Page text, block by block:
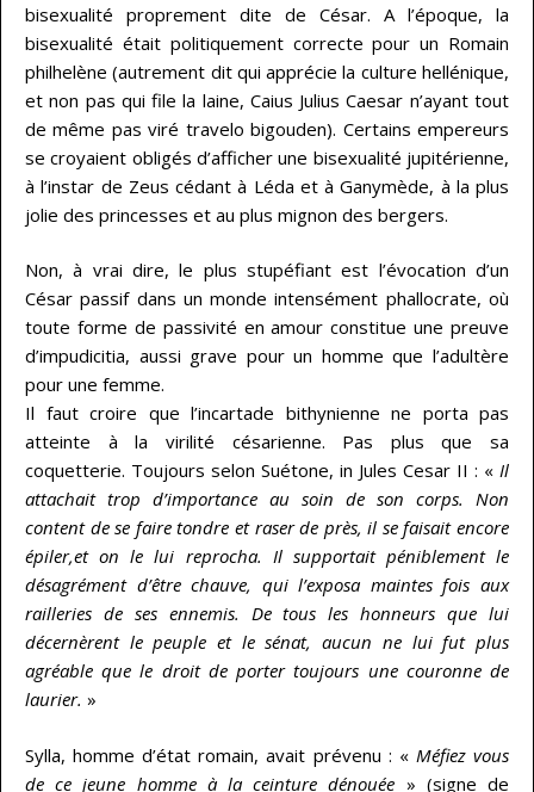
bisexualité proprement dite de César. A l’époque, la
bisexualité était politiquement correcte pour un Romain
philhelène (autrement dit qui apprécie la culture hellénique,
et non pas qui file la laine, Caius Julius Caesar n’ayant tout
de même pas viré travelo bigouden). Certains empereurs
se croyaient obligés d’afficher une bisexualité jupitérienne,
à l’instar de Zeus cédant à Léda et à Ganymède, à la plus
jolie des princesses et au plus mignon des bergers.
Non, à vrai dire, le plus stupéfiant est l’évocation d’un
César passif dans un monde intensément phallocrate, où
toute forme de passivité en amour constitue une preuve
d’impudicitia, aussi grave pour un homme que l’adultère
pour une femme.
Il faut croire que l’incartade bithynienne ne porta pas
atteinte à la virilité césarienne. Pas plus que sa
coquetterie. Toujours selon Suétone, in Jules Cesar II : « Il
attachait trop d’importance au soin de son corps. Non
content de se faire tondre et raser de près, il se faisait encore
épiler,et on le lui reprocha. Il supportait péniblement le
désagrément d’être chauve, qui l’exposa maintes fois aux
railleries de ses ennemis. De tous les honneurs que lui
décernèrent le peuple et le sénat, aucun ne lui fut plus
agréable que le droit de porter toujours une couronne de
laurier. »
Sylla, homme d’état romain, avait prévenu : « Méfiez vous
de ce jeune homme à la ceinture dénouée » (signe de